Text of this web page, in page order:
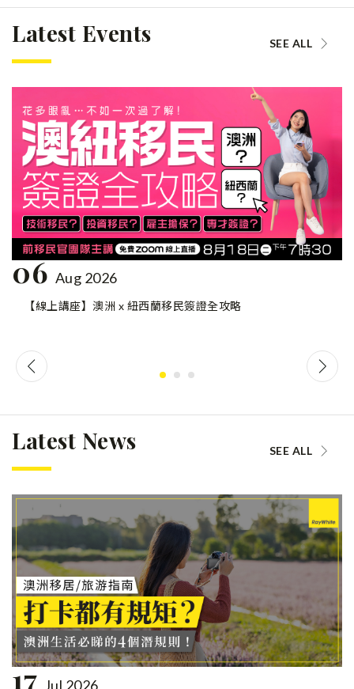
Latest Events SEE ALL
06 Aug 2026
【線上講座】澳洲 x 紐西蘭移民簽證全攻略
Latest News SEE ALL
17 Jul 2026